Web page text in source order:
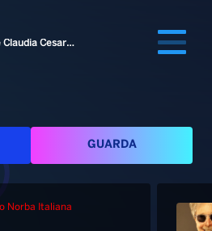
Marco Guacci e Claudia Cesaroni
GUARDA
Norba Italiana